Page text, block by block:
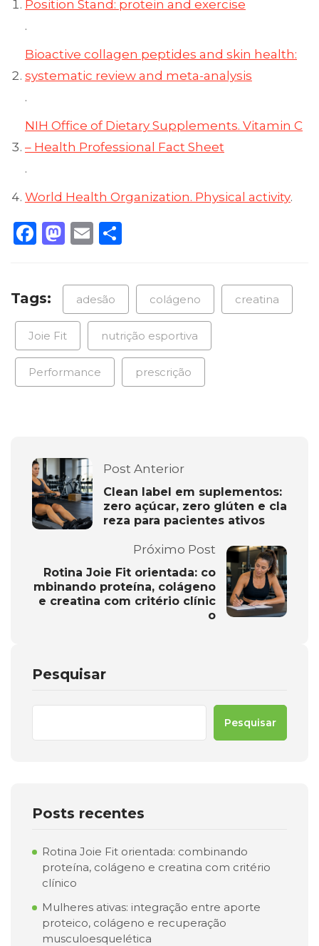
Position Stand: protein and exercise
.
Bioactive collagen peptides and skin health:
systematic review and meta-analysis
.
NIH Office of Dietary Supplements. Vitamin C
– Health Professional Fact Sheet
.
World Health Organization. Physical activity.
Facebook
Mastodon
Email
Tags: adesão colágeno creatina
Joie Fit nutrição esportiva
Performance prescrição
Post Anterior
Clean label em suplementos:
zero açúcar, zero glúten e cla
reza para pacientes ativos
Próximo Post
Rotina Joie Fit orientada: co
mbinando proteína, colágeno
e creatina com critério clínic
o
Pesquisar
Pesquisar
Posts recentes
Rotina Joie Fit orientada: combinando
proteína, colágeno e creatina com critério
clínico
Mulheres ativas: integração entre aporte
proteico, colágeno e recuperação
musculoesquelética